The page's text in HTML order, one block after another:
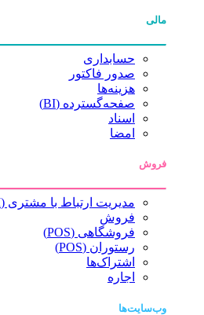
مالی
حسابداری
صدور فاکتور
هزینه‌ها
صفحه‌گسترده (BI)
اسناد
امضا
فروش
مدیریت ارتباط با مشتری (CRM)
فروش
فروشگاهی (POS)
رستوران (POS)
اشتراک‌ها
اجاره
وب‌سایت‌ها